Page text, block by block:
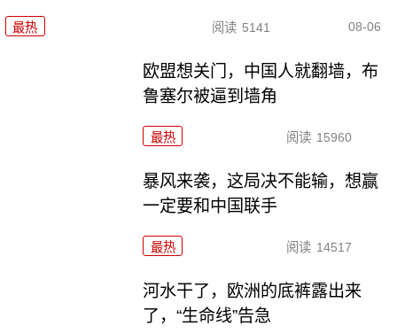
最热 阅读 5141 08-06
欧盟想关门，中国人就翻墙，布
鲁塞尔被逼到墙角
最热 阅读 15960
暴风来袭，这局决不能输，想赢
一定要和中国联手
最热 阅读 14517
河水干了，欧洲的底裤露出来
了，“生命线”告急